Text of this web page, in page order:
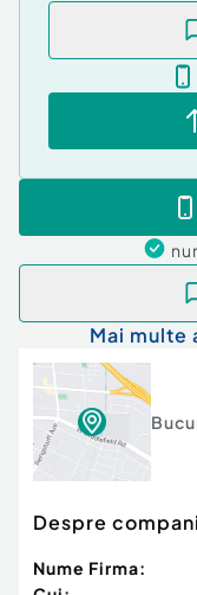
Mai multe
Despre
Nume Firma: